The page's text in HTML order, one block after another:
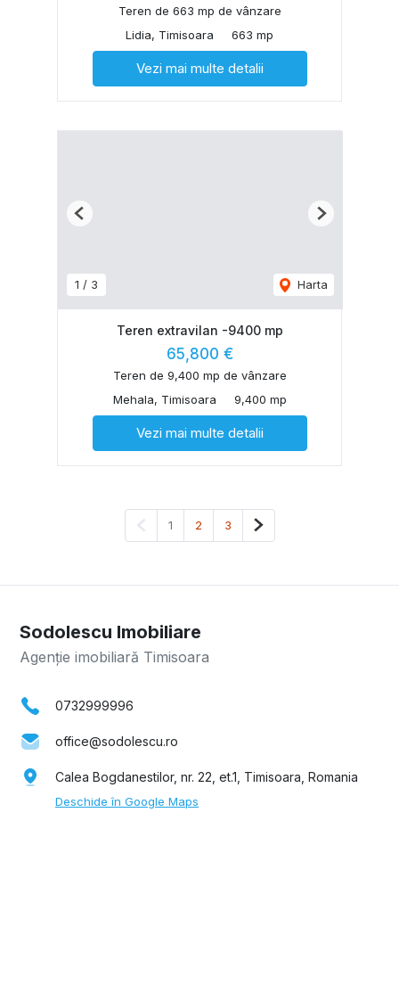
Teren de 663 mp de vânzare
Lidia, Timisoara
663 mp
Vezi mai multe detalii
1 / 3 Harta
Previous Next
Teren extravilan -9400 mp
65,800 €
Teren de 9,400 mp de vânzare
Mehala, Timisoara
9,400 mp
Vezi mai multe detalii
Pagina anterioară
1 2 3 Pagina următoare
Sodolescu Imobiliare
Agenție imobiliară Timisoara
0732999996
office@sodolescu.ro
Calea Bogdanestilor, nr. 22, et.1, Timisoara, Romania
Deschide în Google Maps